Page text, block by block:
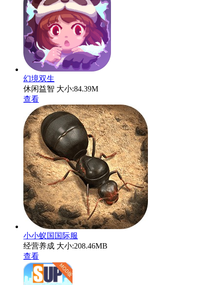
幻境双生
休闲益智 大小:84.39M
查看
小小蚁国国际服
经营养成 大小:208.46MB
查看